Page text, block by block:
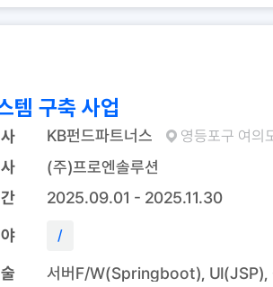
템 구축 사업
KB펀드파트너스 영등포구 여의
(주)프로엔솔루션
2025.09.01 - 2025.11.30
/
서버F/W(Springboot),